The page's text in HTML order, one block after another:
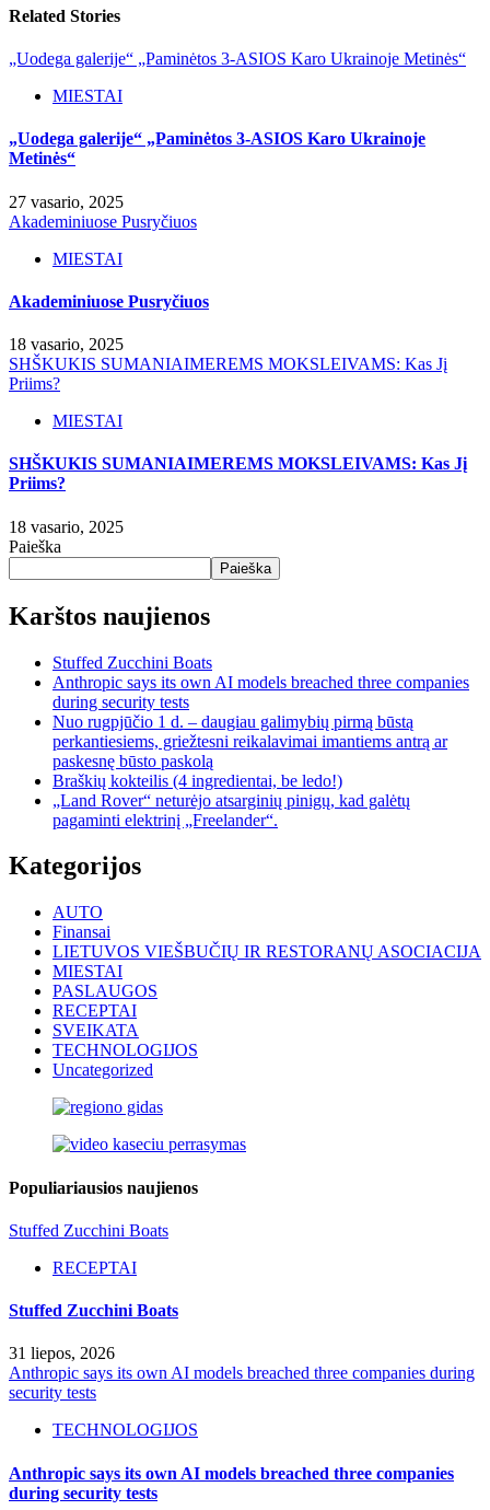
Related Stories
„Uodega galerije“ „Paminėtos 3-ASIOS Karo Ukrainoje Metinės“
MIESTAI
„Uodega galerije“ „Paminėtos 3-ASIOS Karo Ukrainoje
Metinės“
27 vasario, 2025
Akademiniuose Pusryčiuos
MIESTAI
Akademiniuose Pusryčiuos
18 vasario, 2025
SHŠKUKIS SUMANIAIMEREMS MOKSLEIVAMS: Kas Jį
Priims?
MIESTAI
SHŠKUKIS SUMANIAIMEREMS MOKSLEIVAMS: Kas Jį
Priims?
18 vasario, 2025
Paieška
Paieška
Karštos naujienos
Stuffed Zucchini Boats
Anthropic says its own AI models breached three companies
during security tests
Nuo rugpjūčio 1 d. – daugiau galimybių pirmą būstą
perkantiesiems, griežtesni reikalavimai imantiems antrą ar
paskesnę būsto paskolą
Braškių kokteilis (4 ingredientai, be ledo!)
„Land Rover“ neturėjo atsarginių pinigų, kad galėtų
pagaminti elektrinį „Freelander“.
Kategorijos
AUTO
Finansai
LIETUVOS VIEŠBUČIŲ IR RESTORANŲ ASOCIACIJA
MIESTAI
PASLAUGOS
RECEPTAI
SVEIKATA
TECHNOLOGIJOS
Uncategorized
Populiariausios naujienos
Stuffed Zucchini Boats
RECEPTAI
Stuffed Zucchini Boats
31 liepos, 2026
Anthropic says its own AI models breached three companies during
security tests
TECHNOLOGIJOS
Anthropic says its own AI models breached three companies
during security tests